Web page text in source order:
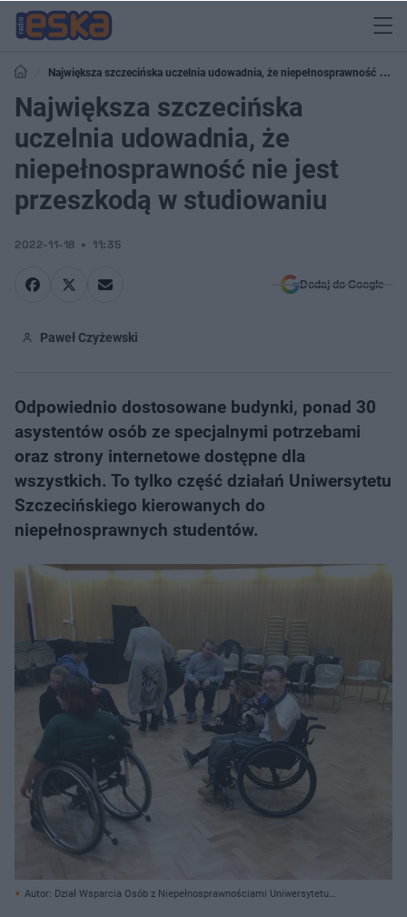
Największa szczecińska uczelnia udowadnia, że niepełnosprawność nie
jest przeszkodą w studiowaniu
Największa szczecińska
uczelnia udowadnia, że
niepełnosprawność nie jest
przeszkodą w studiowaniu
2022-11-18 11:35
Dodaj do Google
Paweł Czyżewski
Odpowiednio dostosowane budynki, ponad 30
asystentów osób ze specjalnymi potrzebami
oraz strony internetowe dostępne dla
wszystkich. To tylko część działań Uniwersytetu
Szczecińskiego kierowanych do
niepełnosprawnych studentów.
Autor: Dział Wsparcia Osób z Niepełnosprawnościami Uniwersytetu